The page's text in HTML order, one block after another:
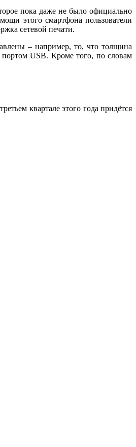
пока даже не было официально
этого смартфона пользователи
сетевой печати.
– например, то, что толщина
USB. Кроме того, по словам
квартале этого года придётся